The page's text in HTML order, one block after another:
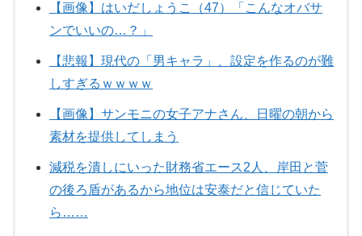
【画像】はいだしょうこ（47）「こんなオバサ
ンでいいの…？」
【悲報】現代の「男キャラ」、設定を作るのが難
しすぎるｗｗｗｗ
【画像】サンモニの女子アナさん、日曜の朝から
素材を提供してしまう
減税を潰しにいった財務省エース2人、岸田と菅
の後ろ盾があるから地位は安泰だと信じていた
ら……